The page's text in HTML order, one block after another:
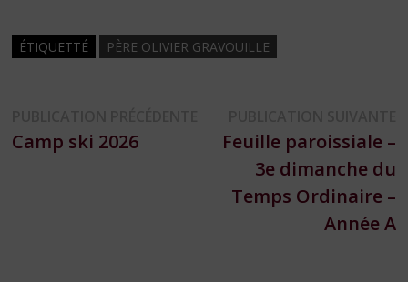
ÉTIQUETTÉ PÈRE OLIVIER GRAVOUILLE
de
précédente :
Camp ski 2026
Feuille paroissiale –
3e dimanche du
Temps Ordinaire –
Année A